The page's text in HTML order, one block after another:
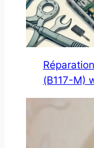
(B117-M)